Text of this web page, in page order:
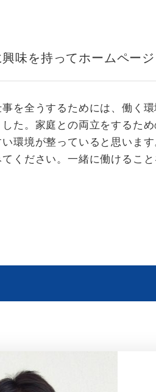
味を持ってホームペー
を全うするためには、働く
た。家庭との両立をするた
環境が整っていると思いま
ください。一緒に働けること